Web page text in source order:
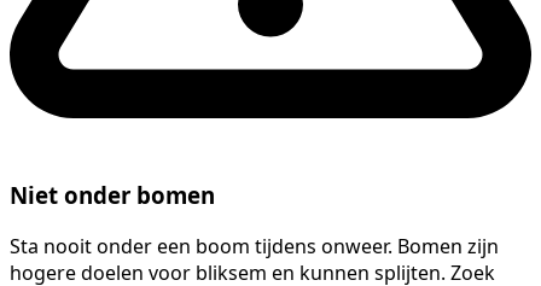
Niet onder bomen
Sta nooit onder een boom tijdens onweer. Bomen zijn
hogere doelen voor bliksem en kunnen splijten. Zoek